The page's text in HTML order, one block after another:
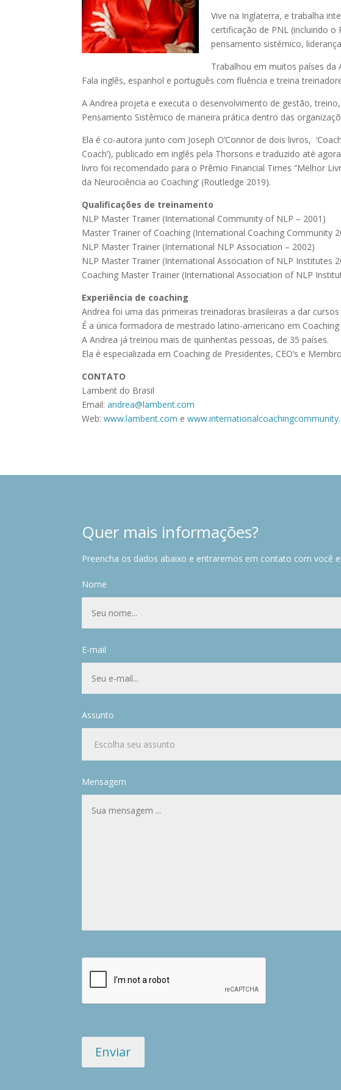
Vive na Inglaterra, e trabalha
certificação de PNL (incluindo
pensamento sistémico,
Trabalhou em muitos países da
Fala inglês, espanhol e português com fluência e treina
A Andrea projeta e executa o desenvolvimento de gestão,
Pensamento Sistêmico de maneira prática dentro das
Ela é co-autora junto com Joseph O’Connor de dois livros,
Coach’), publicado em inglês pela Thorsons e traduzido até
livro foi recomendado para o Prêmio Financial Times “Melhor
da Neurociência ao Coaching’ (Routledge 2019).
Qualificações de treinamento
NLP Master Trainer (International Community of NLP – 2001)
Master Trainer of Coaching (International Coaching Community
NLP Master Trainer (International NLP Association – 2002)
NLP Master Trainer (International Association of NLP Institutes
Coaching Master Trainer (International Association of NLP
Experiência de coaching
Andrea foi uma das primeiras treinadoras brasileiras a dar
É a única formadora de mestrado latino-americano em Coaching
A Andrea já treinou mais de quinhentas pessoas, de 35 países.
Ela é especializada em Coaching de Presidentes, CEO’s e
CONTATO
Lambent do Brasil
Email:andrea@lambent.com
Web:www.lambent.com e
Quer mais informações?
Preencha os dados abaixo e entraremos em contato com você
Nome
E-mail
Assunto
Mensagem